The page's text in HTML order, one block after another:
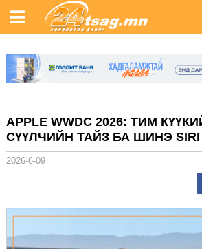
APPLE WWDC 2026: ТИМ
СҮҮЛЧИЙН ТАЙЗ БА ШИНЭ SIRI
2026-6-09